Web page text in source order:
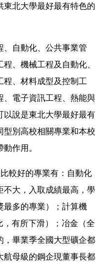
北大學最好最有特色的
、自動化、公共事業管
、機械工程及自動化、
程、材料成型及控制工
、電子資訊工程、熱能與
以說是東北大學最好最有
別高校相關專業和本校
作用。
較好的專業有：自動化
不大，入取成績最高，學
最多的專業）；計算機
，有所下滑）；冶金（全
，畢業季全國大型礦企都
航母級的鋼企現董事長都